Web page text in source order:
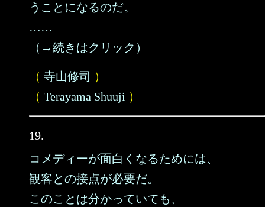
うことになるのだ。
……
（→続きはクリック）
（ 寺山修司 ）
（ Terayama Shuuji ）
19.
コメディーが面白くなるためには、
観客との接点が必要だ。
このことは分かっていても、